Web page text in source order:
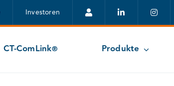
Investoren
CT-ComLink® Produkte